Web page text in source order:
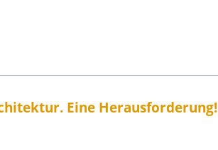
Eine Herausforderung!